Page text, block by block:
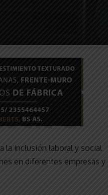
la inclusión laboral y social
en diferentes empresas y